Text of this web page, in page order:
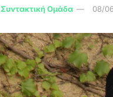
Συντακτική Ομάδα 08/